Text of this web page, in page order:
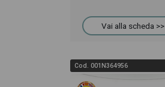
Vai alla scheda >>
Cod. 001N364956